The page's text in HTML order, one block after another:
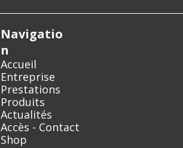
Navigatio
n
Accueil
Entreprise
Prestations
Produits
Actualités
Accès - Contact
Shop